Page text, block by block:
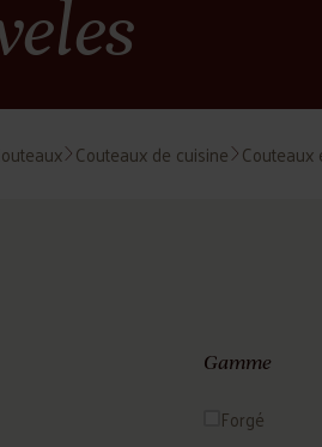
Couteaux de cuisine Couteaux
Gamme
Forgé